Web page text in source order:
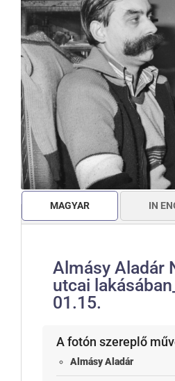
MAGYAR IN
Almásy Aladár
utcai
01.15.
A fotón szereplő
Almásy Aladár